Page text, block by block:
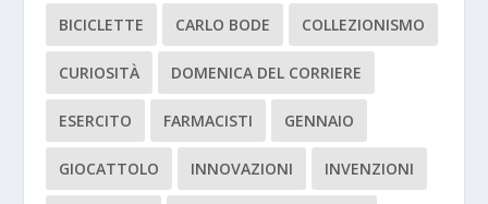
BICICLETTE CARLO BODE COLLEZIONISMO
CURIOSITÀ DOMENICA DEL CORRIERE
ESERCITO FARMACISTI GENNAIO
GIOCATTOLO INNOVAZIONI INVENZIONI